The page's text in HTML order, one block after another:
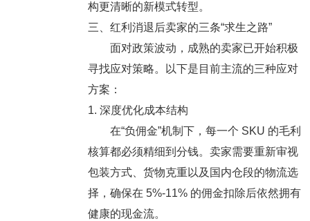
构更清晰的新模式转型。
三、红利消退后卖家的三条“求生之路”
面对政策波动，成熟的卖家已开始积极
寻找应对策略。以下是目前主流的三种应对
方案：
1. 深度优化成本结构
在“负佣金”机制下，每一个 SKU 的毛利
核算都必须精细到分钱。卖家需要重新审视
包装方式、货物克重以及国内仓段的物流选
择，确保在 5%-11% 的佣金扣除后依然拥有
健康的现金流。